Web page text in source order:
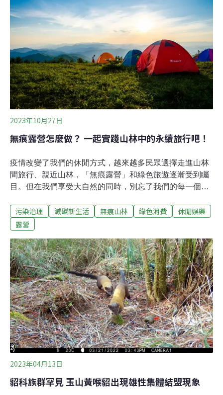
代走向全球，如今已成為國內外環境運動者每年共襄盛舉
的節日。綠藤生機及台灣環境資訊協會共同舉辦「綠色生
活21天」，旨在透過每天選擇一個簡單綠色行動，為日常
生活中注入一點小改變，進而養成習慣，企業參與者，則
可利用「綠行動捐贈」機制，將綠色行動轉化為善意的捐
贈。活動在今（2024）年正式邁入第八年，累積逾2.2萬
人參與、超過27萬件綠色行動，響應活動的企業超過280
間。今年主題「給地球的
2023年10月27日
無痕露營怎麼做？ 一起實踐山林中的永續旅行吧！
疫情改變了我們的休閒方式，越來越多民眾選擇走進山林
間旅行、親近山林，「無痕露營」和綠色旅遊逐漸受到矚
目。但在我們享受大自然的同時，別忘了我們的每一個選
好多人都悶壞了，紛紛跑到山林吸收芬多精，露營逐漸成
為當紅的休閒方式。人們願意親近大自然當然是一件好
念融入露營文化中，變得更加重要了。近來開始有人提倡
「無痕露營」（Leave-No-Trace Camping）或「生態露
營」（Eco-Camping），並不是要限制人類上山，而是希
望把我們造成的影響降到最低，讓後來造訪的遊客，也可
以享受大自然的美好。想安排一趟綠色永續露營，一邊療
癒身心靈，又能一邊保護大自然的祕訣有哪些？祕訣一：
選擇更環保的出遊方式如果是搭乘燃油車，不妨透過共乘
或大眾運輸工具出遊。電動車和自行車也是低碳的選項，
可以幫助減少來回途中的
污染治理 減碳新生活 無痕山林 綠色消費
休閒娛樂
露營
2023年04月13日
貂科族群罕見 玉山黃喉貂出現雄性集體結盟現象